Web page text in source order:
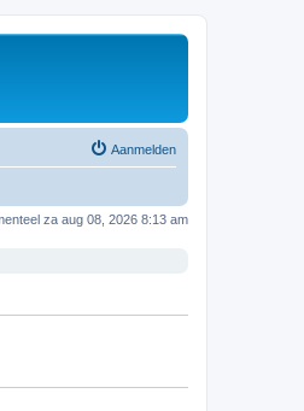
Aanmelden
za aug 08, 2026 8:13 am